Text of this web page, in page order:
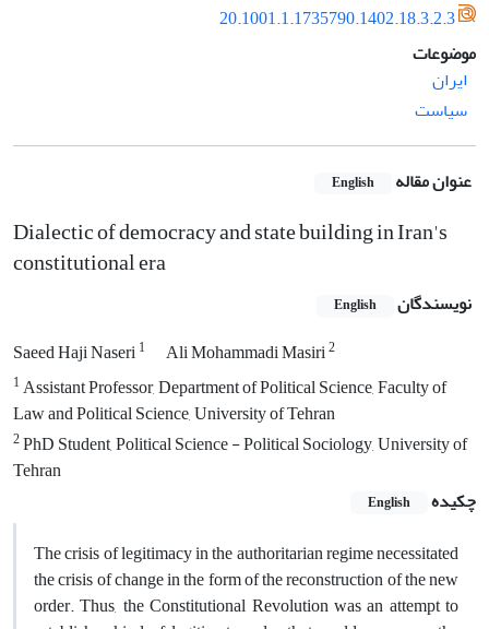
20.1001.1.1735790.1402.18.3.2.3
موضوعات
ایران
سیاست
عنوان مقاله English
Dialectic of democracy and state building in Iran's
constitutional era
نویسندگان English
Saeed Haji Naseri1 Ali Mohammadi Masiri2
1Assistant Professor, Department of Political Science, Faculty of
Law and Political Science, University of Tehran
2PhD Student, Political Science - Political Sociology, University of
Tehran
چکیده
English
The crisis of legitimacy in the authoritarian regime necessitated
the crisis of change in the form of the reconstruction of the new
order. Thus, the Constitutional Revolution was an attempt to